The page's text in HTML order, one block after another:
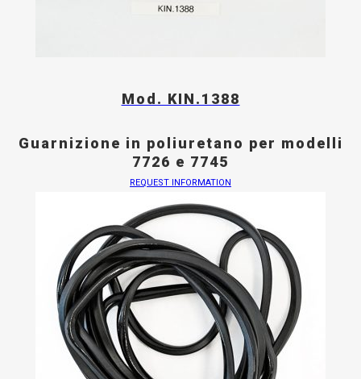
Mod. KIN.1388
Guarnizione in poliuretano per modelli
7726 e 7745
REQUEST INFORMATION